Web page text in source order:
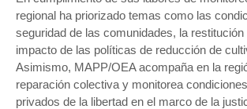
regional ha priorizado temas como las
seguridad de las comunidades, la
impacto de las políticas de reducción de
Asimismo, MAPP/OEA acompaña en la
reparación colectiva y monitorea
privados de la libertad en el marco de la